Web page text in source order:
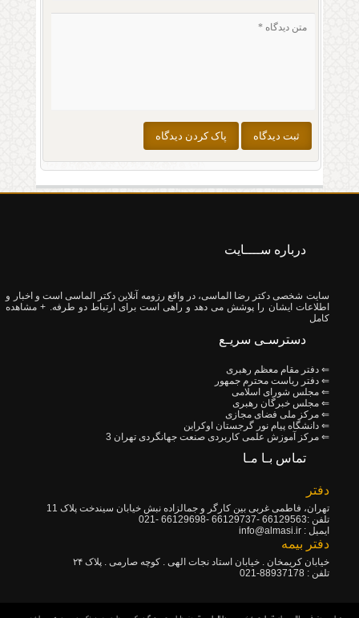
درباره ســــایت
سایت شخصی دکتر رضا الماسی، در واقع رزومه آنلاین دکتر الماسی است و اخبار و
اطلاعات ایشان را پوشش می دهد و راهی است برای ارتباط دو طرفه.+ مشاهده
کامل
دسترسـی سریـع
⇐ دفتر مقام معظم رهبری
⇐ دفتر ریاست محترم جمهور
⇐ مجلس شورای اسلامی
⇐ مجلس خبرگان رهبری
⇐ مرکز ملی فضای مجازی
⇐ دانشگاه پیام نور گرجستان اوکراین
⇐ مرکز آموزش علمی کاربردی صنعت جهانگردی تهران 3
تماس بـا مـا
دفتر
تهران، فاطمی غربی بین کارگر و جمالزاده نبش خیابان سیندخت پلاک 11
تلفن :66129563 -66129737 -66129698 -021
ايميل : info@almasi.ir
دفتر بیمه
خیابان کریمخان . خیابان استاد نجات الهی . کوچه صارمی . پلاک ۲۴
تلفن : 88937178-021